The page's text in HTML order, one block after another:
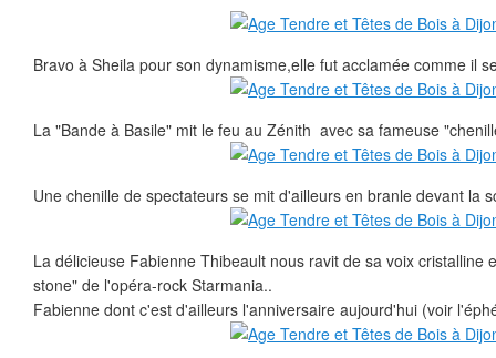
Bravo à Sheila pour son dynamisme,elle fut acclamée comme il
La "Bande à Basile" mit le feu au Zénith avec sa fameuse
Une chenille de spectateurs se mit d'ailleurs en branle devant la
La délicieuse Fabienne Thibeault nous ravit de sa voix cristalline
stone" de l'opéra-rock Starmania..
Fabienne dont c'est d'ailleurs l'anniversaire aujourd'hui (voir